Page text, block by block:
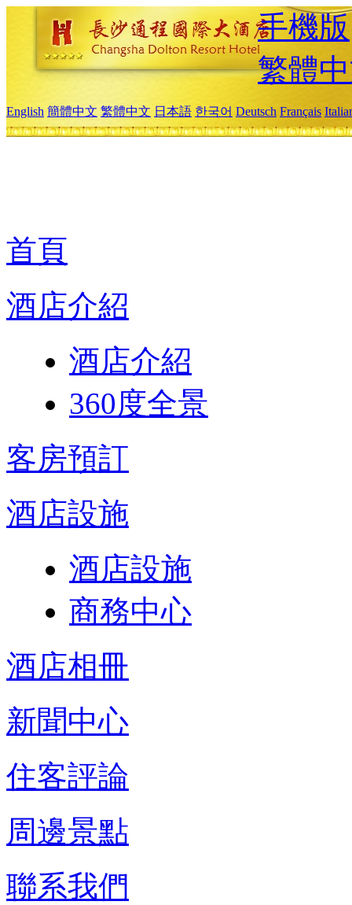
手機版
繁體
English 簡體中文 繁體中文 日本語 한국어 Deutsch Français
首頁
酒店介紹
酒店介紹
360度全景
客房預訂
酒店設施
酒店設施
商務中心
酒店相冊
新聞中心
住客評論
周邊景點
聯系我們